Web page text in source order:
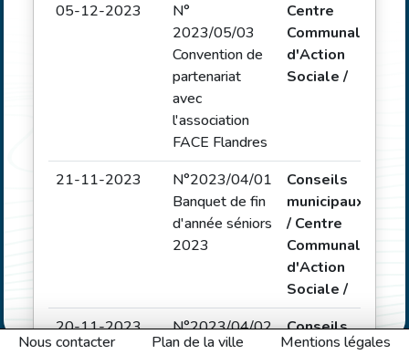
05-12-2023
N°
2023/05/03
Convention de
partenariat
avec
l'association
FACE Flandres
Centre
Communal
d'Action
Sociale /
21-11-2023
N°2023/04/01
Banquet de fin
d'année séniors
2023
Conseils
municipaux
/ Centre
Communal
d'Action
Sociale /
20-11-2023
N°2023/04/02
Colis de fin
Conseils
municipaux
Nous contacter Plan de la ville Mentions légales